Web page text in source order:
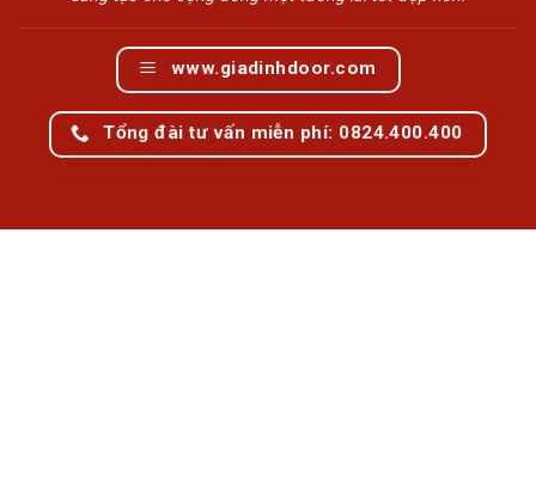
www.giadinhdoor.com
Tổng đài tư vấn miễn phí: 0824.400.400